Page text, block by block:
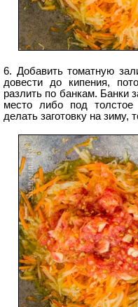
6. Добавить томатную
довести до кипения,
разлить по банкам. Банки
место либо под
делать заготовку на зиму,